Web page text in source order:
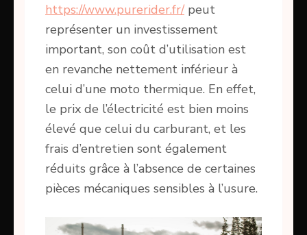
https://www.purerider.fr/ peut
représenter un investissement
important, son coût d’utilisation est
en revanche nettement inférieur à
celui d’une moto thermique. En effet,
le prix de l’électricité est bien moins
élevé que celui du carburant, et les
frais d’entretien sont également
réduits grâce à l’absence de certaines
pièces mécaniques sensibles à l’usure.